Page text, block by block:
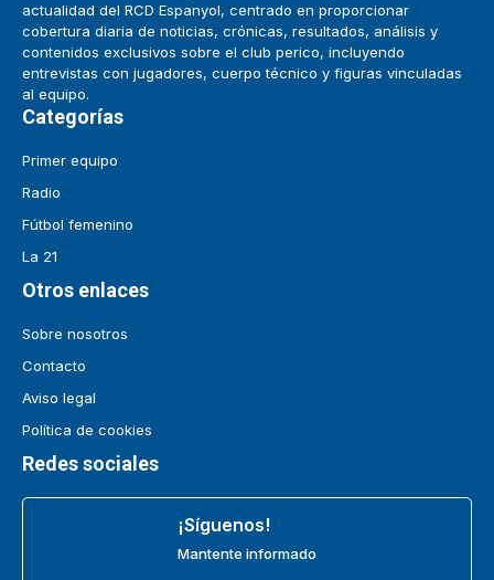
actualidad del RCD Espanyol, centrado en proporcionar
cobertura diaria de noticias, crónicas, resultados, análisis y
contenidos exclusivos sobre el club perico, incluyendo
entrevistas con jugadores, cuerpo técnico y figuras vinculadas
al equipo.
Categorías
Primer equipo
Radio
Fútbol femenino
La 21
Otros enlaces
Sobre nosotros
Contacto
Aviso legal
Política de cookies
Redes sociales
¡Síguenos!
Mantente informado